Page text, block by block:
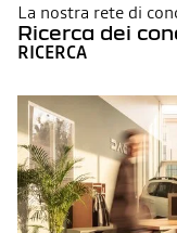
La nostra rete di
Ricerca dei
RICERCA